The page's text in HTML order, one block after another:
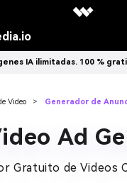
IA ilimitadas. 100 %
Video > Generador de
Ad
Gratuito de Videos